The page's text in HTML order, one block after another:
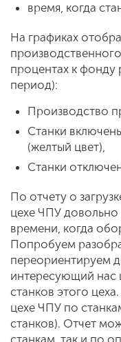
время, когда
На графиках
процентах к фонду
период):
Производство
Станки
(желтый цвет),
Станки
По отчету о
цехе ЧПУ довольно
времени, когда
Попробуем
переориентируем
интересующий нас
станков этого
цехе ЧПУ по
станков). Отчет
станкам, так и по